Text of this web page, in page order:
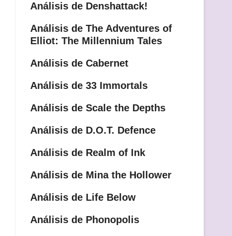
Análisis de Denshattack!
Análisis de The Adventures of
Elliot: The Millennium Tales
Análisis de Cabernet
Análisis de 33 Immortals
Análisis de Scale the Depths
Análisis de D.O.T. Defence
Análisis de Realm of Ink
Análisis de Mina the Hollower
Análisis de Life Below
Análisis de Phonopolis